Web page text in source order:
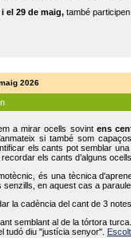
i el 29 de maig, també
2026
a mirar ocells sovint ens
si també som
els cants pot semblar
els cants d’alguns
és una tècnica
senzills, en aquest cas a
la cadència del cant de 3
semblant al de la tórtora
tudó diu "justícia senyor".